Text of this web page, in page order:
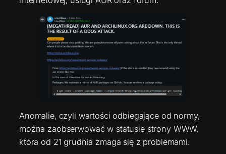
Anomalie, czyli wartości odbiegające od normy,
można zaobserwować w statusie strony WWW,
która od 21 grudnia zmaga się z problemami.